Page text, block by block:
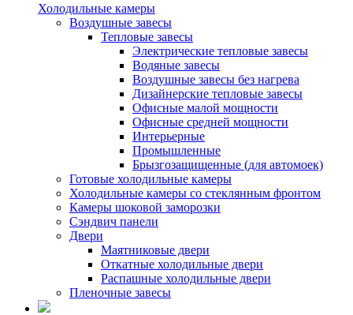
Холодильные камеры
Воздушные завесы
Тепловые завесы
Электрические тепловые завесы
Водяные завесы
Воздушные завесы без нагрева
Дизайнерские тепловые завесы
Офисные малой мощности
Офисные средней мощности
Интерьерные
Промышленные
Брызгозащищенные (для автомоек)
Готовые холодильные камеры
Холодильные камеры со стеклянным фронтом
Камеры шоковой заморозки
Сэндвич панели
Двери
Маятниковые двери
Откатные холодильные двери
Распашные холодильные двери
Пленочные завесы